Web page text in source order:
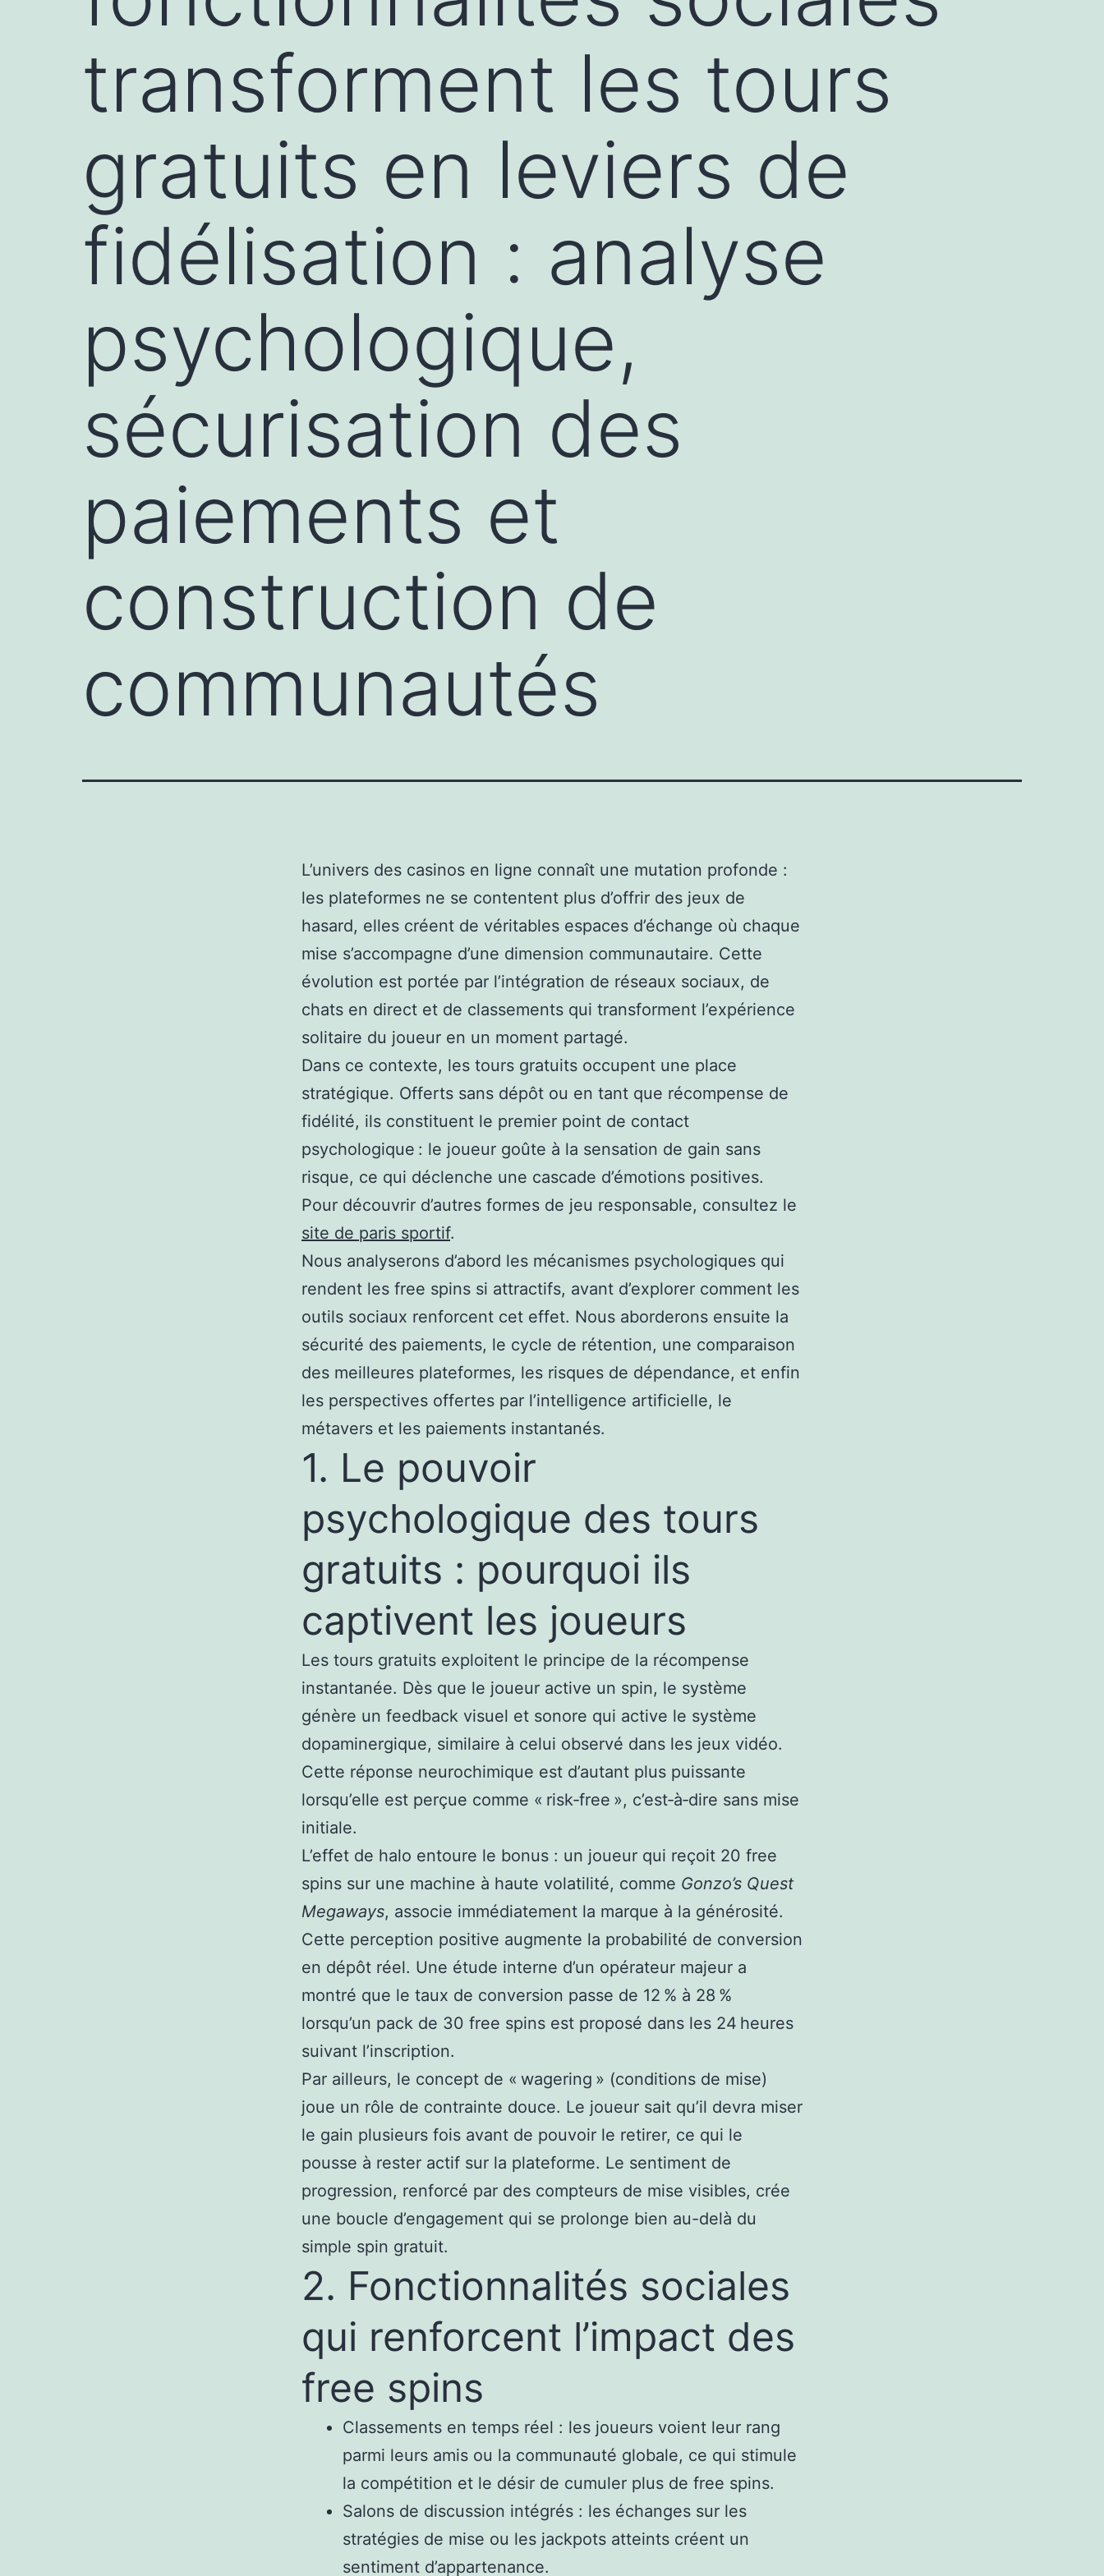
transforment les tours
gratuits en leviers de
fidélisation : analyse
psychologique,
sécurisation des
paiements et
construction de
communautés
L’univers des casinos en ligne connaît une mutation profonde :
les plateformes ne se contentent plus d’offrir des jeux de
hasard, elles créent de véritables espaces d’échange où chaque
mise s’accompagne d’une dimension communautaire. Cette
évolution est portée par l’intégration de réseaux sociaux, de
chats en direct et de classements qui transforment l’expérience
solitaire du joueur en un moment partagé.
Dans ce contexte, les tours gratuits occupent une place
stratégique. Offerts sans dépôt ou en tant que récompense de
fidélité, ils constituent le premier point de contact
psychologique : le joueur goûte à la sensation de gain sans
risque, ce qui déclenche une cascade d’émotions positives.
Pour découvrir d’autres formes de jeu responsable, consultez le
site de paris sportif.
Nous analyserons d’abord les mécanismes psychologiques qui
rendent les free spins si attractifs, avant d’explorer comment les
outils sociaux renforcent cet effet. Nous aborderons ensuite la
sécurité des paiements, le cycle de rétention, une comparaison
des meilleures plateformes, les risques de dépendance, et enfin
les perspectives offertes par l’intelligence artificielle, le
métavers et les paiements instantanés.
1. Le pouvoir
psychologique des tours
gratuits : pourquoi ils
captivent les joueurs
Les tours gratuits exploitent le principe de la récompense
instantanée. Dès que le joueur active un spin, le système
génère un feedback visuel et sonore qui active le système
dopaminergique, similaire à celui observé dans les jeux vidéo.
Cette réponse neurochimique est d’autant plus puissante
lorsqu’elle est perçue comme « risk‑free », c’est‑à‑dire sans mise
initiale.
L’effet de halo entoure le bonus : un joueur qui reçoit 20 free
spins sur une machine à haute volatilité, comme Gonzo’s Quest
Megaways, associe immédiatement la marque à la générosité.
Cette perception positive augmente la probabilité de conversion
en dépôt réel. Une étude interne d’un opérateur majeur a
montré que le taux de conversion passe de 12 % à 28 %
lorsqu’un pack de 30 free spins est proposé dans les 24 heures
suivant l’inscription.
Par ailleurs, le concept de « wagering » (conditions de mise)
joue un rôle de contrainte douce. Le joueur sait qu’il devra miser
le gain plusieurs fois avant de pouvoir le retirer, ce qui le
pousse à rester actif sur la plateforme. Le sentiment de
progression, renforcé par des compteurs de mise visibles, crée
une boucle d’engagement qui se prolonge bien au-delà du
simple spin gratuit.
2. Fonctionnalités sociales
qui renforcent l’impact des
free spins
Classements en temps réel : les joueurs voient leur rang
parmi leurs amis ou la communauté globale, ce qui stimule
la compétition et le désir de cumuler plus de free spins.
Salons de discussion intégrés : les échanges sur les
stratégies de mise ou les jackpots atteints créent un
sentiment d’appartenance.